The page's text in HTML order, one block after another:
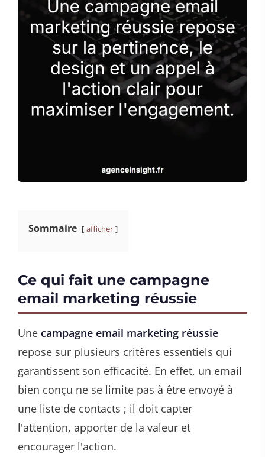
Sommaire afficher
Ce qui fait une campagne
email marketing réussie
Une campagne email marketing réussie
repose sur plusieurs critères essentiels qui
garantissent son efficacité. En effet, un email
bien conçu ne se limite pas à être envoyé à
une liste de contacts ; il doit capter
l'attention, apporter de la valeur et
encourager l'action.